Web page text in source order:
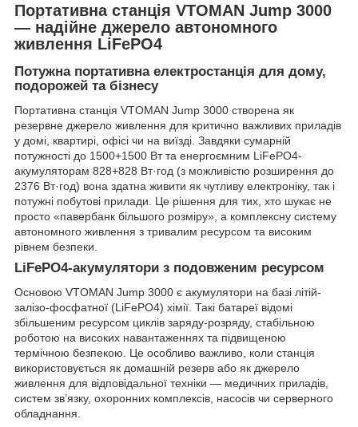
Портативна станція VTOMAN Jump 3000
— надійне джерело автономного
живлення LiFePO4
Потужна портативна електростанція для дому,
подорожей та бізнесу
Портативна станція VTOMAN Jump 3000 створена як
резервне джерело живлення для критично важливих приладів
у домі, квартирі, офісі чи на виїзді. Завдяки сумарній
потужності до 1500+1500 Вт та енергоємним LiFePO4-
акумуляторам 828+828 Вт·год (з можливістю розширення до
2376 Вт·год) вона здатна живити як чутливу електроніку, так і
потужні побутові прилади. Це рішення для тих, хто шукає не
просто «павербанк більшого розміру», а комплексну систему
автономного живлення з тривалим ресурсом та високим
рівнем безпеки.
LiFePO4-акумулятори з подовженим ресурсом
Основою VTOMAN Jump 3000 є акумулятори на базі літій-
залізо-фосфатної (LiFePO4) хімії. Такі батареї відомі
збільшеним ресурсом циклів заряду-розряду, стабільною
роботою на високих навантаженнях та підвищеною
термічною безпекою. Це особливо важливо, коли станція
використовується як домашній резерв або як джерело
живлення для відповідальної техніки — медичних приладів,
систем зв’язку, охоронних комплексів, насосів чи серверного
обладнання.